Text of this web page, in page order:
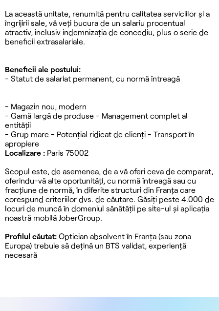
La această unitate, renumită pentru calitatea serviciilor și a
îngrijirii sale, vă veți bucura de un salariu procentual
atractiv, inclusiv indemnizația de concediu, plus o serie de
beneficii extrasalariale.
Beneficii ale postului:
- Statut de salariat permanent, cu normă întreagă
- Magazin nou, modern
- Gamă largă de produse - Management complet al
entității
- Grup mare - Potențial ridicat de clienți - Transport în
apropiere
Localizare : Paris 75002
Scopul este, de asemenea, de a vă oferi ceva de comparat,
oferindu-vă alte oportunități, cu normă întreagă sau cu
fracțiune de normă, în diferite structuri din Franța care
corespund criteriilor dvs. de căutare. Găsiți peste 4.000 de
locuri de muncă în domeniul sănătății pe site-ul și aplicația
noastră mobilă JoberGroup.
Profilul căutat: Optician absolvent în Franța (sau zona
Europa) trebuie să dețină un BTS validat, experiență
necesară